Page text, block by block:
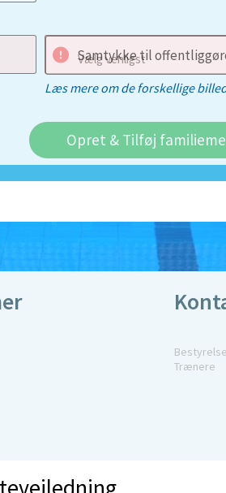
Vælg venligst
Samtykke til
Læs mere om de forskellige
Opret & Tilføj
Trænere